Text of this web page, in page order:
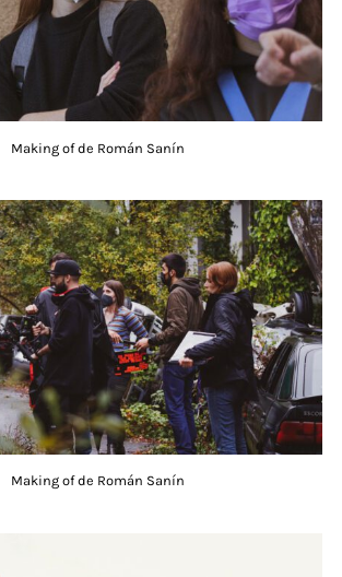
Making of de Román Sanín
Making of de Román Sanín